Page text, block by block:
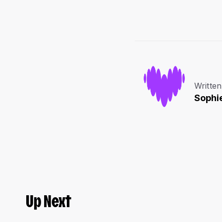
Up Next